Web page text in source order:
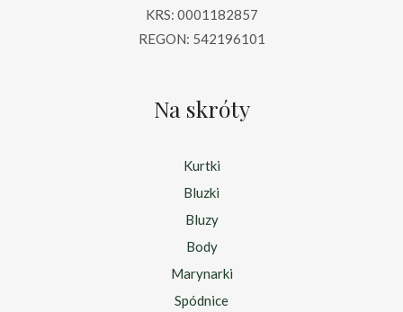
KRS: 0001182857
REGON: 542196101
Na skróty
Kurtki
Bluzki
Bluzy
Body
Marynarki
Spódnice